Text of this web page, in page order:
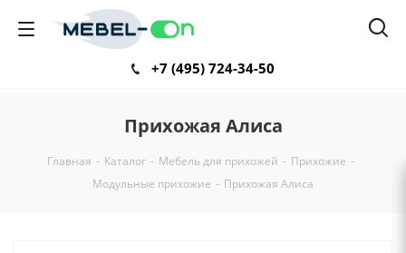
+7 (495) 724-34-50
Прихожая Алиса
Главная - Каталог - Мебель для прихожей - Прихожие -
Модульные прихожие - Прихожая Алиса